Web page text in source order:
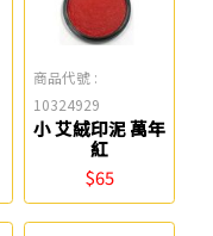
商品代號 :
10324929
小 艾絨印泥 萬年
紅
$65